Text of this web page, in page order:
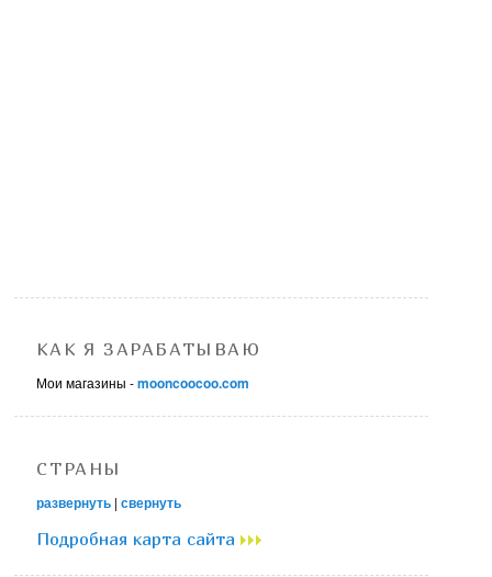
КАК Я ЗАРАБАТЫВАЮ
Мои магазины -mooncoocoo.com
СТРАНЫ
развернуть |свернуть
Подробная карта сайта